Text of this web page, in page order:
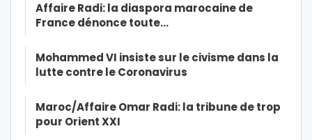
Affaire Radi: la diaspora marocaine de
France dénonce toute…
Mohammed VI insiste sur le civisme dans la
lutte contre le Coronavirus
Maroc/Affaire Omar Radi: la tribune de trop
pour Orient XXI